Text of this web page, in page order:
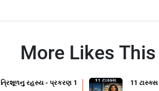
More Likes This
ત્રિશૂળનુ રહસ્ય - પ્રકરણ 1 11